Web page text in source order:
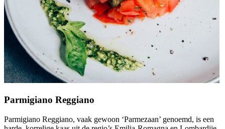
Parmigiano Reggiano
Parmigiano Reggiano, vaak gewoon ‘Parmezaan’ genoemd, is een